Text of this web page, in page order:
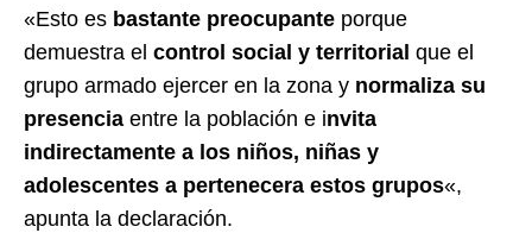
«Esto es bastante preocupante porque
demuestra el control social y territorial que el
grupo armado ejercer en la zona y normaliza su
presencia entre la población e invita
indirectamente a los niños, niñas y
adolescentes a pertenecera estos grupos«,
apunta la declaración.